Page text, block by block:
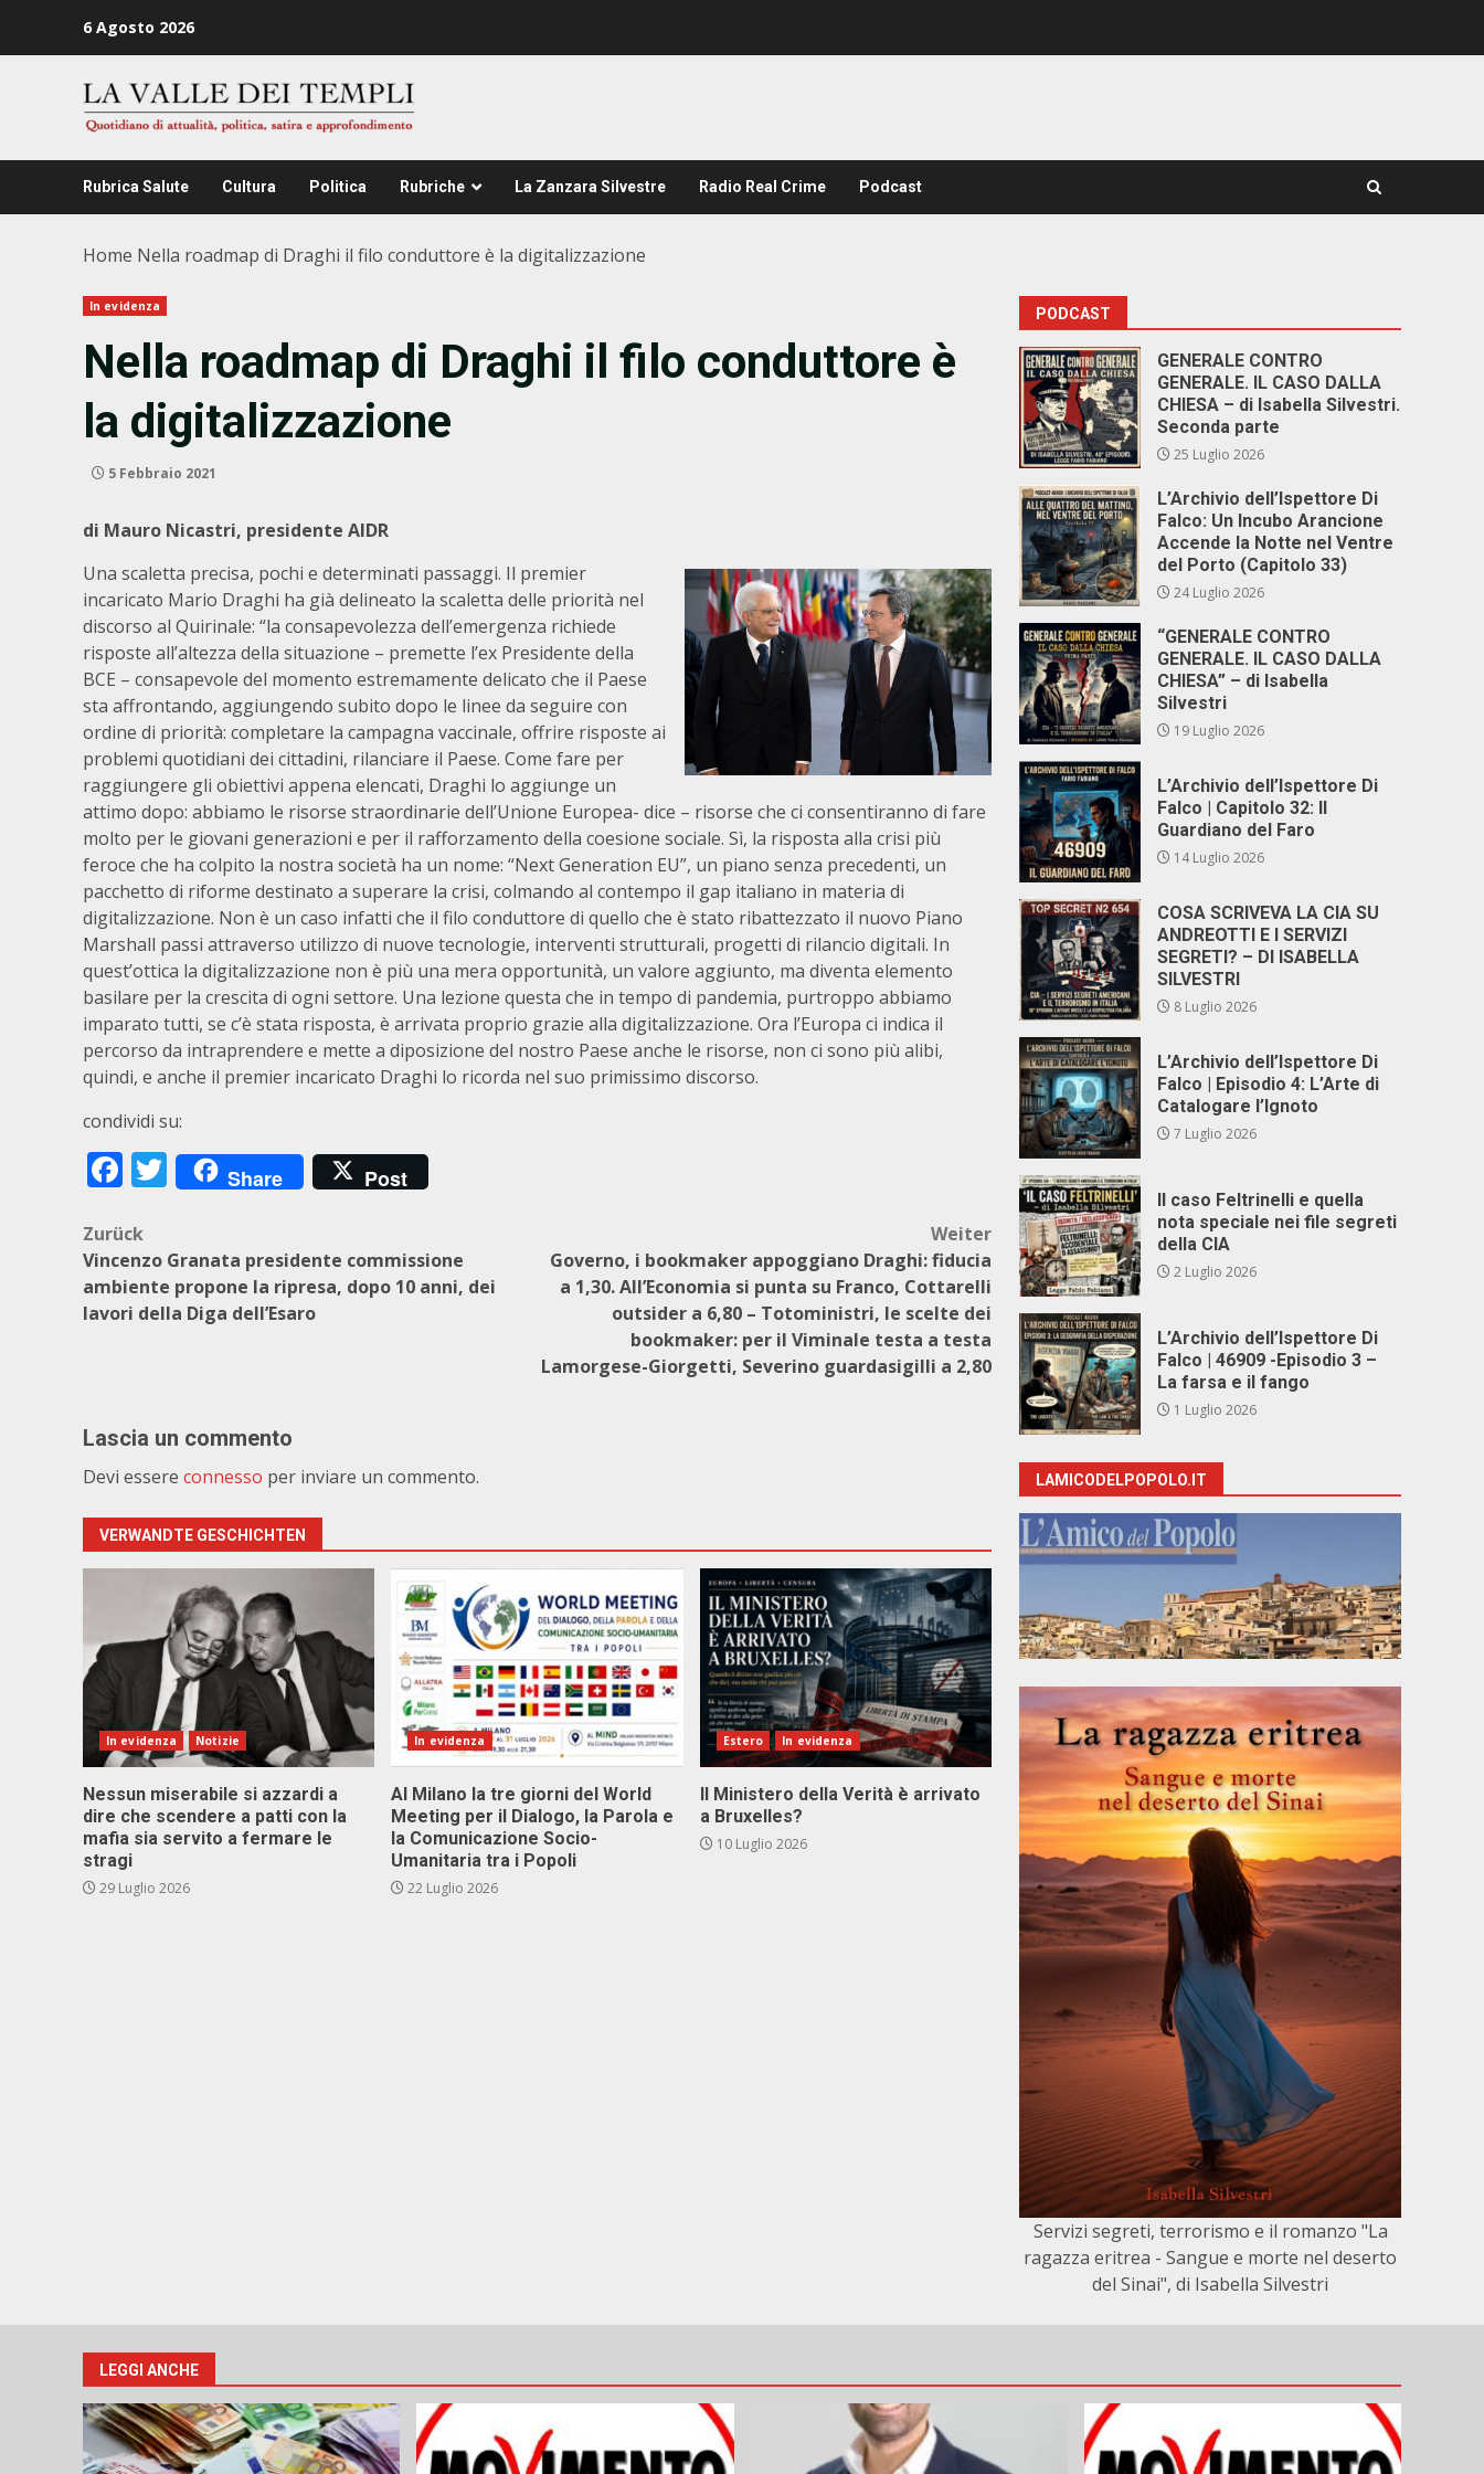
6 Agosto 2026
Rubrica Salute Cultura Politica Rubriche La Zanzara Silvestre Radio Real Crime Podcast
Home Nella roadmap di Draghi il filo conduttore è la digitalizzazione
In evidenza
Nella roadmap di Draghi il filo conduttore è
la digitalizzazione
5 Febbraio 2021
di Mauro Nicastri, presidente AIDR
Una scaletta precisa, pochi e determinati passaggi. Il premier
incaricato Mario Draghi ha già delineato la scaletta delle priorità nel
discorso al Quirinale: “la consapevolezza dell’emergenza richiede
risposte all’altezza della situazione – premette l’ex Presidente della
BCE – consapevole del momento estremamente delicato che il Paese
sta affrontando, aggiungendo subito dopo le linee da seguire con
ordine di priorità: completare la campagna vaccinale, offrire risposte ai
problemi quotidiani dei cittadini, rilanciare il Paese. Come fare per
raggiungere gli obiettivi appena elencati, Draghi lo aggiunge un
attimo dopo: abbiamo le risorse straordinarie dell’Unione Europea- dice – risorse che ci consentiranno di fare
molto per le giovani generazioni e per il rafforzamento della coesione sociale. Sì, la risposta alla crisi più
feroce che ha colpito la nostra società ha un nome: “Next Generation EU”, un piano senza precedenti, un
pacchetto di riforme destinato a superare la crisi, colmando al contempo il gap italiano in materia di
digitalizzazione. Non è un caso infatti che il filo conduttore di quello che è stato ribattezzato il nuovo Piano
Marshall passi attraverso utilizzo di nuove tecnologie, interventi strutturali, progetti di rilancio digitali. In
quest’ottica la digitalizzazione non è più una mera opportunità, un valore aggiunto, ma diventa elemento
basilare per la crescita di ogni settore. Una lezione questa che in tempo di pandemia, purtroppo abbiamo
imparato tutti, se c’è stata risposta, è arrivata proprio grazie alla digitalizzazione. Ora l’Europa ci indica il
percorso da intraprendere e mette a diposizione del nostro Paese anche le risorse, non ci sono più alibi,
quindi, e anche il premier incaricato Draghi lo ricorda nel suo primissimo discorso.
condividi su:
Facebook
Twitter
Share Post
Beitragsnavigation
Zurück
Vincenzo Granata presidente commissione
ambiente propone la ripresa, dopo 10 anni, dei
lavori della Diga dell’Esaro
Weiter
Governo, i bookmaker appoggiano Draghi: fiducia
a 1,30. All’Economia si punta su Franco, Cottarelli
outsider a 6,80 – Totoministri, le scelte dei
bookmaker: per il Viminale testa a testa
Lamorgese-Giorgetti, Severino guardasigilli a 2,80
Lascia un commento
Devi essere connesso per inviare un commento.
VERWANDTE GESCHICHTEN
In evidenza Notizie
Nessun miserabile si azzardi a
dire che scendere a patti con la
mafia sia servito a fermare le
stragi
29 Luglio 2026
In evidenza
Al Milano la tre giorni del World
Meeting per il Dialogo, la Parola e
la Comunicazione Socio-
Umanitaria tra i Popoli
22 Luglio 2026
Estero In evidenza
Il Ministero della Verità è arrivato
a Bruxelles?
10 Luglio 2026
PODCAST
GENERALE CONTRO
GENERALE. IL CASO DALLA
CHIESA – di Isabella Silvestri.
Seconda parte
25 Luglio 2026
L’Archivio dell’Ispettore Di
Falco: Un Incubo Arancione
Accende la Notte nel Ventre
del Porto (Capitolo 33)
24 Luglio 2026
“GENERALE CONTRO
GENERALE. IL CASO DALLA
CHIESA” – di Isabella
Silvestri
19 Luglio 2026
L’Archivio dell’Ispettore Di
Falco | Capitolo 32: Il
Guardiano del Faro
14 Luglio 2026
COSA SCRIVEVA LA CIA SU
ANDREOTTI E I SERVIZI
SEGRETI? – DI ISABELLA
SILVESTRI
8 Luglio 2026
L’Archivio dell’Ispettore Di
Falco | Episodio 4: L’Arte di
Catalogare l’Ignoto
7 Luglio 2026
Il caso Feltrinelli e quella
nota speciale nei file segreti
della CIA
2 Luglio 2026
L’Archivio dell’Ispettore Di
Falco | 46909 -Episodio 3 –
La farsa e il fango
1 Luglio 2026
LAMICODELPOPOLO.IT
Servizi segreti, terrorismo e il romanzo "La
ragazza eritrea - Sangue e morte nel deserto
del Sinai", di Isabella Silvestri
LEGGI ANCHE